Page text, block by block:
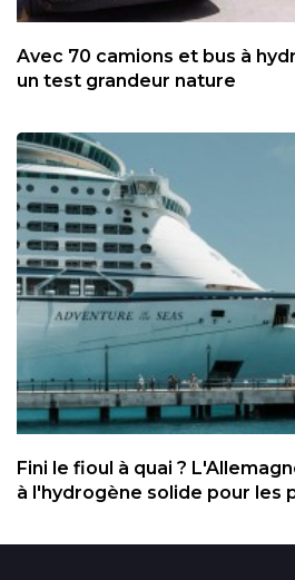
Avec 70 camions et bus à
un test grandeur nature
Fini le fioul à quai ?
à l'hydrogène solide pour les